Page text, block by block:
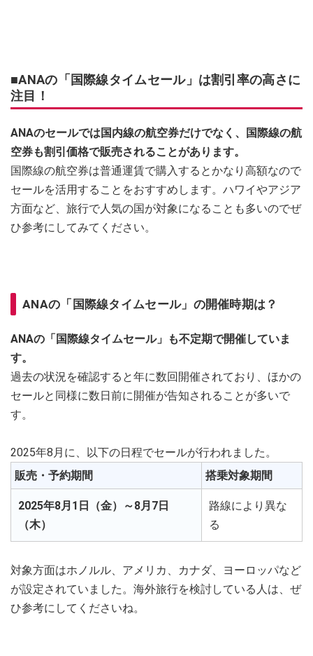
■ANAの「国際線タイムセール」は割引率の高さに
注目！
ANAのセールでは国内線の航空券だけでなく、国際線の航
空券も割引価格で販売されることがあります。
国際線の航空券は普通運賃で購入するとかなり高額なので
セールを活用することをおすすめします。ハワイやアジア
方面など、旅行で人気の国が対象になることも多いのでぜ
ひ参考にしてみてください。
ANAの「国際線タイムセール」の開催時期は？
ANAの「国際線タイムセール」も不定期で開催していま
す。
過去の状況を確認すると年に数回開催されており、ほかの
セールと同様に数日前に開催が告知されることが多いで
す。
2025年8月に、以下の日程でセールが行われました。
販売・予約期間
搭乗対象期間
2025年8月1日（金）～8月7日
（木）
路線により異な
る
対象方面はホノルル、アメリカ、カナダ、ヨーロッパなど
が設定されていました。海外旅行を検討している人は、ぜ
ひ参考にしてくださいね。